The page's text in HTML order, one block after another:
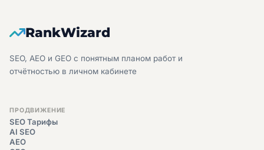
RankWizard
SEO, AEO и GEO с понятным планом работ и
отчётностью в личном кабинете
ПРОДВИЖЕНИЕ
SEO Тарифы
AI SEO
AEO